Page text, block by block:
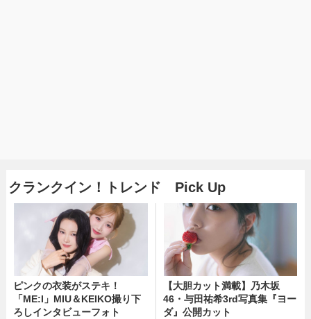
クランクイン！トレンド Pick Up
ピンクの衣装がステキ！
「ME:I」MIU＆KEIKO撮り下
ろしインタビューフォト
【大胆カット満載】乃木坂
46・与田祐希3rd写真集『ヨー
ダ』公開カット